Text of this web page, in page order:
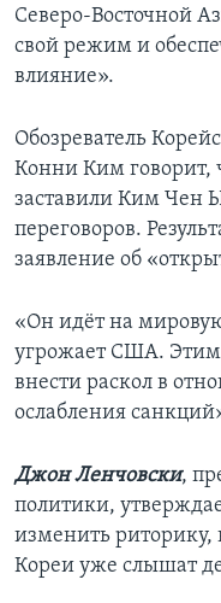
Северо-Восточной
свой режим и
влияние».
Обозреватель
Конни Ким
заставили Ким Чен
переговоров.
заявление об
«Он идёт на
угрожает США.
внести раскол в
ослабления
Джон Ленчовски,
политики,
изменить
Кореи уже слышат